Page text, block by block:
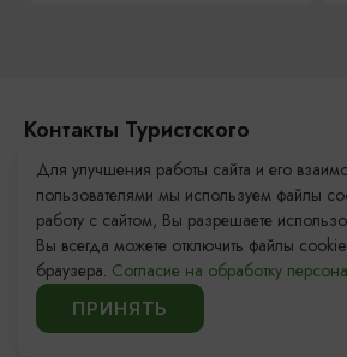
Контакты Туристского
информационного центра
+7 (4012) 555-200
8 (800) 200-55-39
info@visit-kaliningrad.ru
Для улучшения работы сайта и его
пользователями мы используем файлы
работу с сайтом, Вы разрешаете
Вы всегда можете отключить файлы
браузера. Согласие на обработку
ПРИНЯТЬ